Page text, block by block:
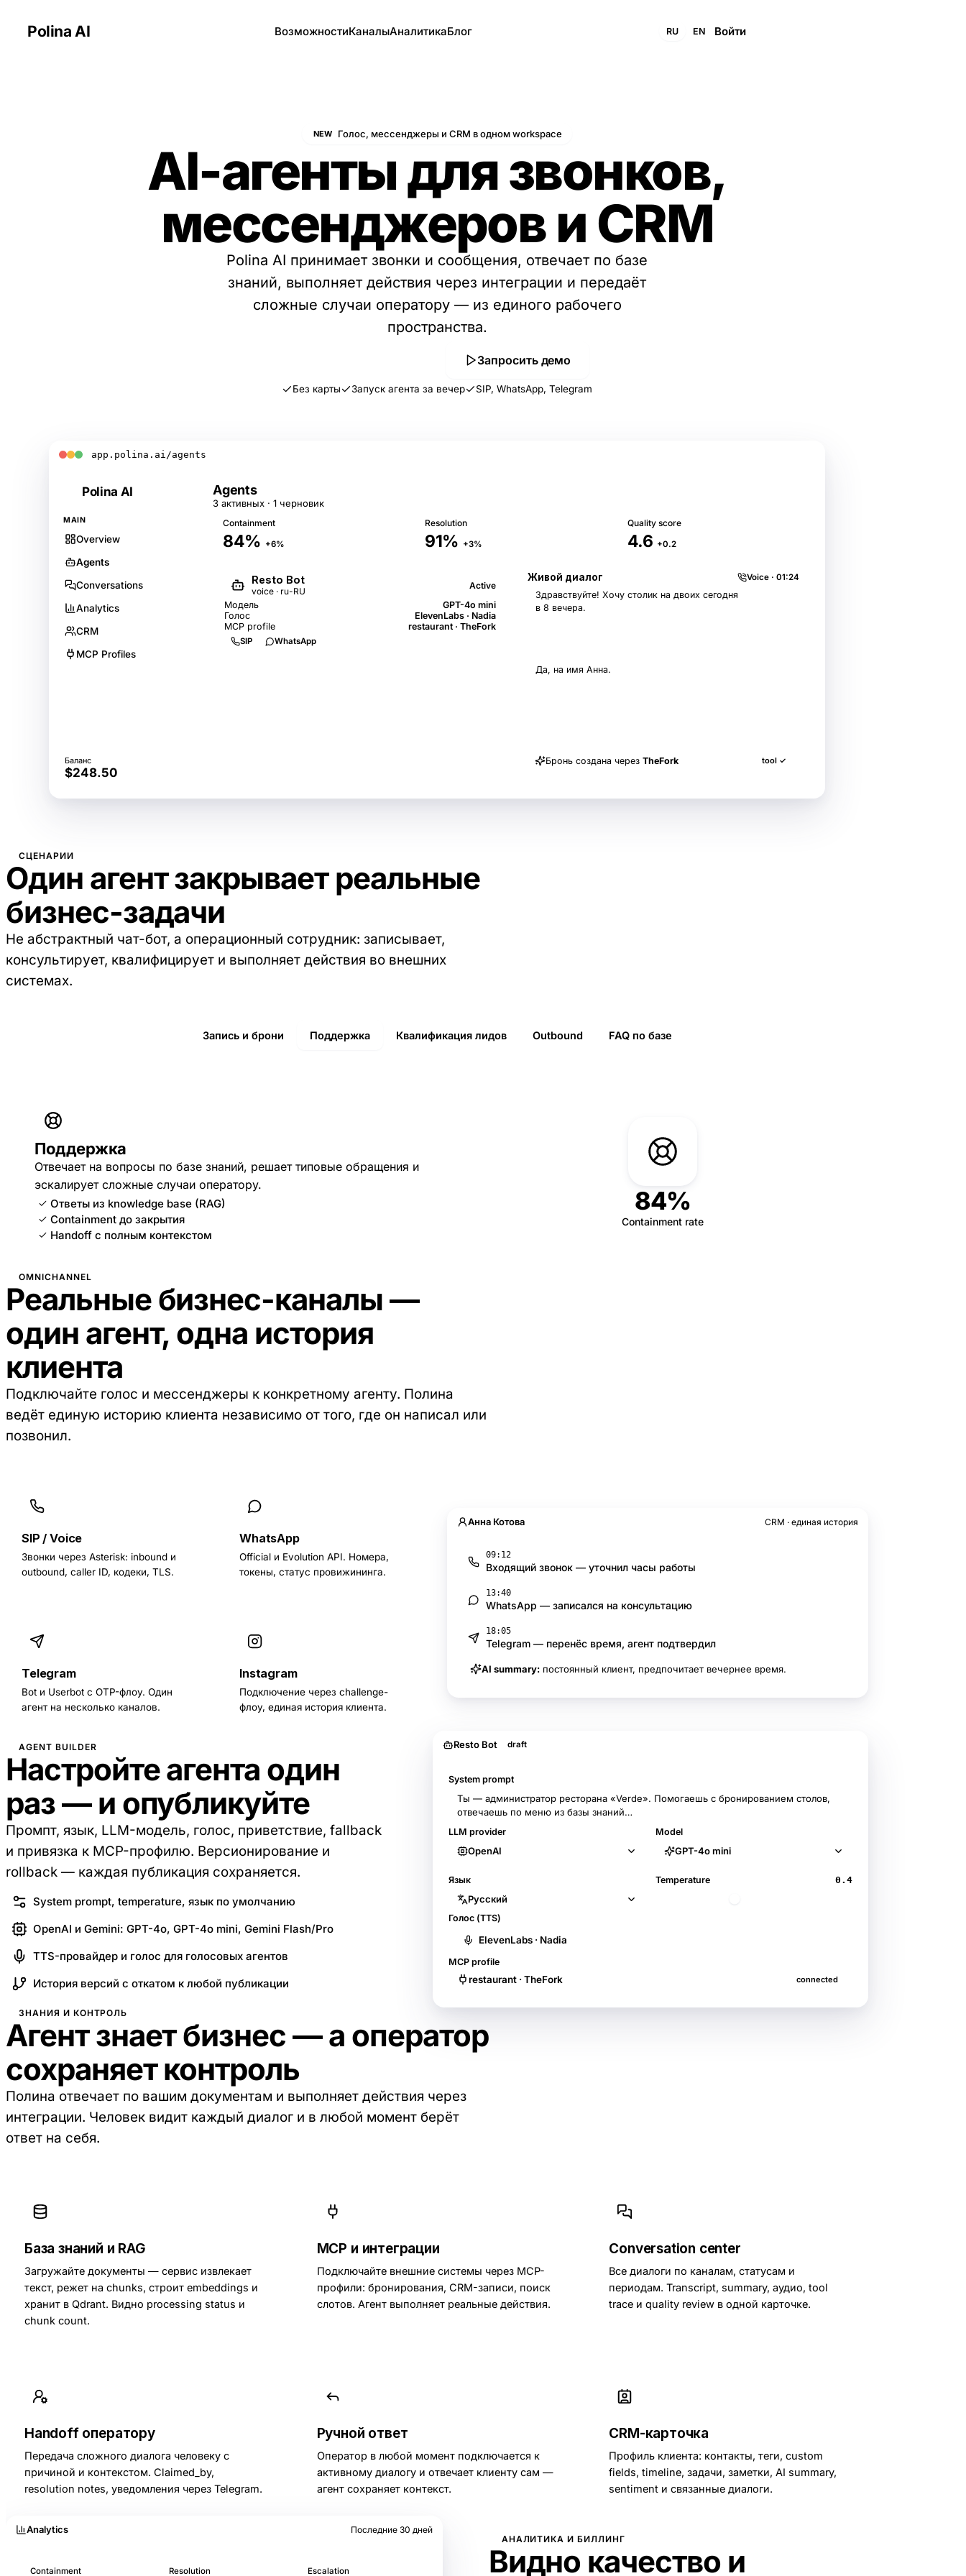
Polina AI ВозможностиКаналыАналитикаБлог RU EN Войти
NEW Голос, мессенджеры и CRM в одном workspace
AI-агенты для звонков,
мессенджеров и CRM
Polina AI принимает звонки и сообщения, отвечает по базе
знаний, выполняет действия через интеграции и передаёт
сложные случаи оператору — из единого рабочего
пространства.
Запросить демо
Без карты Запуск агента за вечер SIP, WhatsApp, Telegram
app.polina.ai/agents
Polina AI
MAIN
Overview
Agents
Conversations
Analytics
CRM
MCP Profiles
Баланс
$248.50
Agents
3 активных · 1 черновик
Containment
84% +6%
Resolution
91% +3%
Quality score
4.6 +0.2
Resto Bot
voice · ru-RU
Active
Модель
GPT-4o mini
Голос
ElevenLabs · Nadia
MCP profile
restaurant · TheFork
SIP WhatsApp
Живой диалог Voice · 01:24
Здравствуйте! Хочу столик на двоих сегодня
в 8 вечера.
Да, на имя Анна.
Бронь создана через TheFork tool ✓
СЦЕНАРИИ
Один агент закрывает реальные
бизнес-задачи
Не абстрактный чат-бот, а операционный сотрудник: записывает,
консультирует, квалифицирует и выполняет действия во внешних
системах.
Запись и брони Поддержка Квалификация лидов Outbound FAQ по базе
Поддержка
Отвечает на вопросы по базе знаний, решает типовые обращения и
эскалирует сложные случаи оператору.
Ответы из knowledge base (RAG)
Containment до закрытия
Handoff с полным контекстом
84%
Containment rate
OMNICHANNEL
Реальные бизнес-каналы —
один агент, одна история
клиента
Подключайте голос и мессенджеры к конкретному агенту. Полина
ведёт единую историю клиента независимо от того, где он написал или
позвонил.
SIP / Voice
Звонки через Asterisk: inbound и
outbound, caller ID, кодеки, TLS.
WhatsApp
Official и Evolution API. Номера,
токены, статус провижининга.
Telegram
Bot и Userbot с OTP-флоу. Один
агент на несколько каналов.
Instagram
Подключение через challenge-
флоу, единая история клиента.
Анна Котова CRM · единая история
09:12
Входящий звонок — уточнил часы работы
13:40
WhatsApp — записался на консультацию
18:05
Telegram — перенёс время, агент подтвердил
AI summary: постоянный клиент, предпочитает вечернее время.
AGENT BUILDER
Настройте агента один
раз — и опубликуйте
Промпт, язык, LLM-модель, голос, приветствие, fallback
и привязка к MCP-профилю. Версионирование и
rollback — каждая публикация сохраняется.
System prompt, temperature, язык по умолчанию
OpenAI и Gemini: GPT-4o, GPT-4o mini, Gemini Flash/Pro
TTS-провайдер и голос для голосовых агентов
История версий с откатом к любой публикации
Resto Bot draft
System prompt
Ты — администратор ресторана «Verde». Помогаешь с бронированием столов,
отвечаешь по меню из базы знаний…
LLM provider
OpenAI
Model
GPT-4o mini
Язык
Русский
Temperature 0.4
Голос (TTS)
ElevenLabs · Nadia
MCP profile
restaurant · TheFork connected
ЗНАНИЯ И КОНТРОЛЬ
Агент знает бизнес — а оператор
сохраняет контроль
Полина отвечает по вашим документам и выполняет действия через
интеграции. Человек видит каждый диалог и в любой момент берёт
ответ на себя.
База знаний и RAG
Загружайте документы — сервис извлекает
текст, режет на chunks, строит embeddings и
хранит в Qdrant. Видно processing status и
chunk count.
MCP и интеграции
Подключайте внешние системы через MCP-
профили: бронирования, CRM-записи, поиск
слотов. Агент выполняет реальные действия.
Conversation center
Все диалоги по каналам, статусам и
периодам. Transcript, summary, аудио, tool
trace и quality review в одной карточке.
Handoff оператору
Передача сложного диалога человеку с
причиной и контекстом. Claimed_by,
resolution notes, уведомления через Telegram.
Ручной ответ
Оператор в любой момент подключается к
активному диалогу и отвечает клиенту сам —
агент сохраняет контекст.
CRM-карточка
Профиль клиента: контакты, теги, custom
fields, timeline, задачи, заметки, AI summary,
sentiment и связанные диалоги.
Analytics Последние 30 дней
Containment Resolution Escalation
АНАЛИТИКА И БИЛЛИНГ
Видно качество и